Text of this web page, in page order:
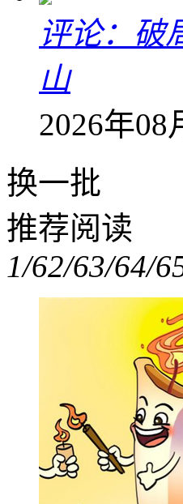
评论：破
山
2026年08
换一批
推荐阅读
1/62/63/64/6